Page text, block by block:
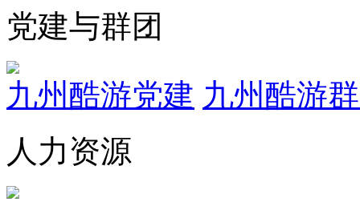
党建与群团
九州酷游党建 九州酷游
人力资源